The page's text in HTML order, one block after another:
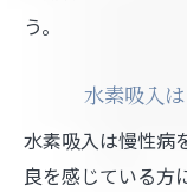
う。
水素吸入
水素吸入は慢性病
良を感じている方